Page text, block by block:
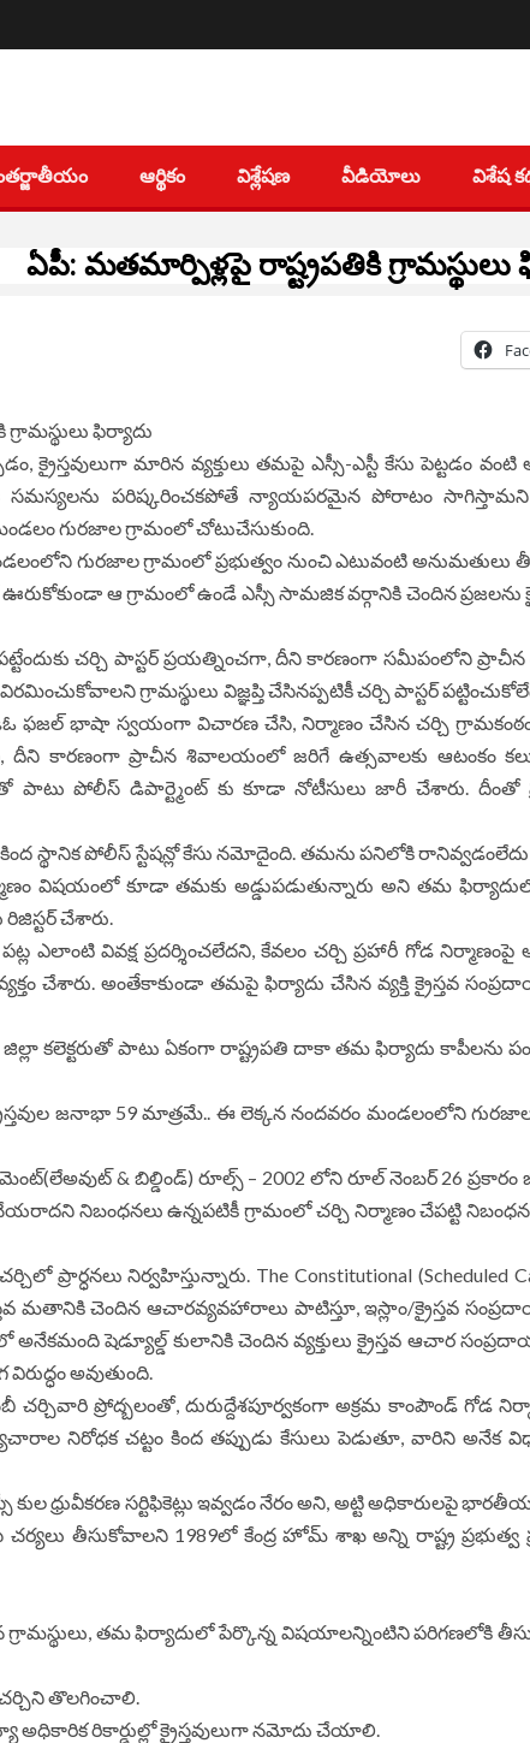
ఆర్థికం విశ్లేషణ వీడియోలు విశేష
ఏపీ: మతమార్పిళ్లపై రాష్ట్రపతికి గ్రామస్థులు
క్రైస్తవులుగా మారిన వ్యక్తులు తమపై ఎస్సీ-ఎస్టీ కేసు పెట్టడం
సమస్యలను పరిష్కరించకపోతే న్యాయపరమైన పోరాటం సాగిస్తామని
గురజాల గ్రామంలో చోటుచేసుకుంది.
గుర‌జాల గ్రామంలో ప్ర‌భుత్వం నుంచి ఎటువంటి అనుమ‌తులు
ఊరుకోకుండా ఆ గ్రామంలో ఉండే ఎస్సీ సామజిక వర్గానికి చెందిన ప్రజలను
చర్చి పాస్టర్ ప్రయత్నించగా, దీని కారణంగా సమీపంలోని
గ్రామస్థులు విజ్ఞప్తి చేసినప్పటికీ చర్చి పాస్టర్
ఫజల్ భాషా స్వయంగా విచారణ చేసి, నిర్మాణం చేసిన చర్చి
దీని కారణంగా ప్రాచీన శివాలయంలో జరిగే ఉత్సవాలకు ఆటంకం
పోలీస్ డిపార్ట్మెంట్ కు కూడా నోటీసులు జారీ చేశారు. దీంతో
స్థానిక పోలీస్ స్టేషన్లో కేసు నమోదైంది. తమను పనిలోకి రానివ్వడంలేదు
విషయంలో కూడా తమకు అడ్డుపడుతున్నారు అని తమ
చేశారు.
వివక్ష ప్రదర్శించలేదని, కేవలం చర్చి ప్రహారీ గోడ నిర్మాణంపై
చేశారు. అంతేకాకుండా తమపై ఫిర్యాదు చేసిన వ్యక్తి క్రైస్తవ
కలెక్టరుతో పాటు ఏకంగా రాష్ట్రపతి దాకా తమ ఫిర్యాదు కాపీలను
జ‌నాభా 59 మాత్ర‌మే.. ఈ లెక్కన నందవరం మండలంలోని గురజాల
& బిల్డిండ్‌) రూల్స్ – 2002 లోని రూల్ నెంబర్ 26 ప్రకారం
నిబంధ‌న‌లు ఉన్న‌ప‌టికీ గ్రామంలో చ‌ర్చి నిర్మాణం చేప‌ట్టి
నిర్వహిస్తున్నారు. The Constitutional (Scheduled
మతానికి చెందిన ఆచారవ్యవహారాలు పాటిస్తూ, ఇస్లాం/క్రైస్తవ
అనేకమంది షెడ్యూల్డ్ కులానికి చెందిన వ్యక్తులు క్రైస్తవ ఆచార
అవుతుంది.
చర్చివారి ప్రోద్బలంతో, దురుద్దేశపూర్వకంగా అక్రమ కాంపౌండ్ గోడ
నిరోధక చట్టం కింద తప్పుడు కేసులు పెడుతూ, వారిని అనేక
కుల ధ్రువీకరణ సర్టిఫికెట్లు ఇవ్వడం నేరం అని, అట్టి అధికారులపై
తీసుకోవాలని 1989లో కేంద్ర హోమ్ శాఖ అన్ని రాష్ట్ర ప్రభుత్వ
గ్రామస్థులు, తమ ఫిర్యాదులో పేర్కొన్న విష‌యాల‌న్నింటిని ప‌రిగ‌ణ‌లోకి
చర్చిని తొలగించాలి.
అధికారిక రికార్డుల్లో క్రైస్తవులుగా నమోదు చేయాలి.